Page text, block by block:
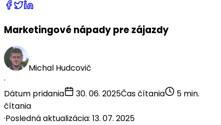
Marketingové nápady pre zájazdy
Michal Hudcovič
·
Dátum pridania
30. 06. 2025Čas čítania
5 min.
čítania
·Posledná aktualizácia: 13. 07. 2025